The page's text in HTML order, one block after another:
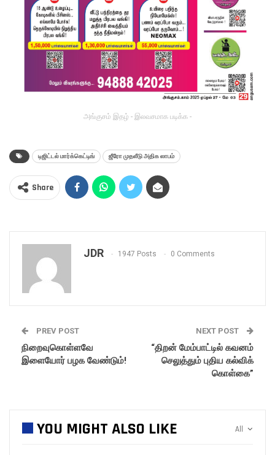
அங்குசம் இதழ் - இலவசமாக படிக்க -
டிஜிட்டல் மார்க்கெட்டிங் ஜீரோ முதலீடு அதிக லாபம்
Share
JDR 1947 Posts 0 Comments
PREV POST
நிறைவுகொள்ளவே
இளையோர் பழக வேண்டும்!
NEXT POST
“திறன் மேம்பாட்டில் கவனம்
செலுத்தும் புதிய கல்விக்
கொள்கை”
All
YOU MIGHT ALSO LIKE